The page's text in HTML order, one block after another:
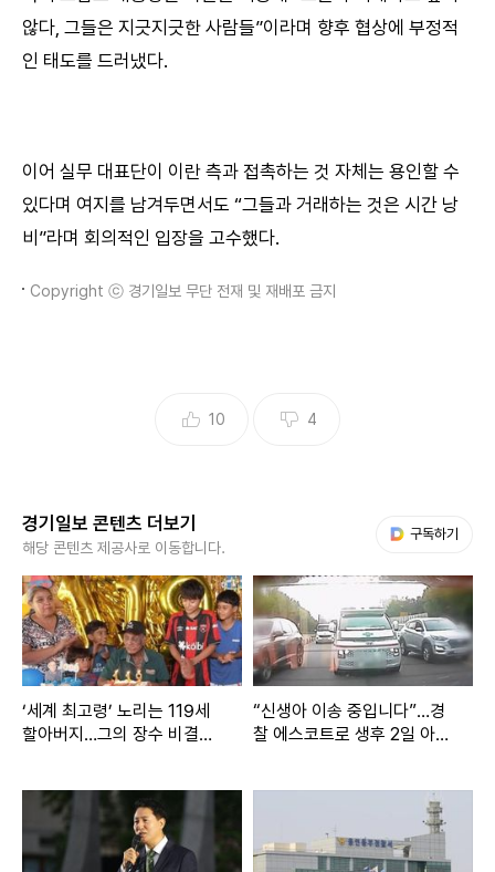
않다, 그들은 지긋지긋한 사람들”이라며 향후 협상에 부정적
인 태도를 드러냈다.
이어 실무 대표단이 이란 측과 접촉하는 것 자체는 용인할 수
있다며 여지를 남겨두면서도 “그들과 거래하는 것은 시간 낭
비”라며 회의적인 입장을 고수했다.
Copyright ⓒ 경기일보 무단 전재 및 재배포 금지
10 4
경기일보 콘텐츠 더보기
해당 콘텐츠 제공사로 이동합니다.
구독하기
‘세계 최고령’ 노리는 119세
할아버지…그의 장수 비결은
“신생아 이송 중입니다”…경
찰 에스코트로 생후 2일 아기